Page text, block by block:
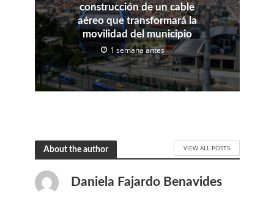
construcción de un cable
aéreo que transformará la
movilidad del municipio
1 semana antes
About the author VIEW ALL POSTS
Daniela Fajardo Benavides